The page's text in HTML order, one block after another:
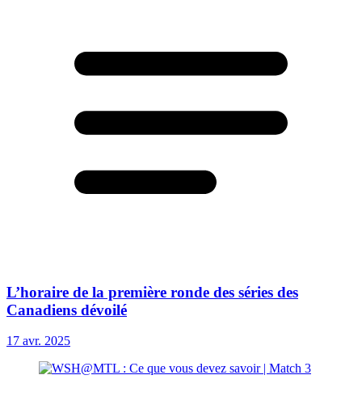
L’horaire de la première ronde des séries des
Canadiens dévoilé
17 avr. 2025